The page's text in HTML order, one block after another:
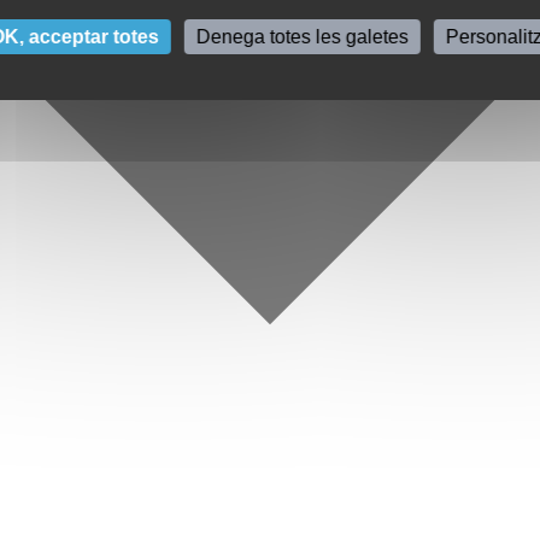
acceptar totes Denega totes les galetes